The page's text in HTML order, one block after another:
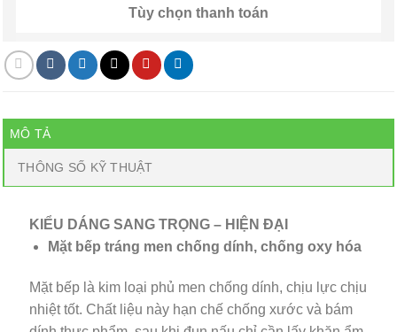
Tùy chọn thanh toán
MÔ TẢ
THÔNG SỐ KỸ THUẬT
KIỂU DÁNG SANG TRỌNG – HIỆN ĐẠI
Mặt bếp tráng men chống dính, chống oxy hóa
Mặt bếp là kim loại phủ men chống dính, chịu lực chịu
nhiệt tốt. Chất liệu này hạn chế chống xước và bám